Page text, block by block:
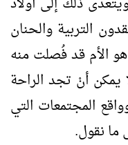
التربية والحنان
الأم قد فُصلت منه
يمكن أنْ تجد الراحة
المجتمعات التي
نقول.